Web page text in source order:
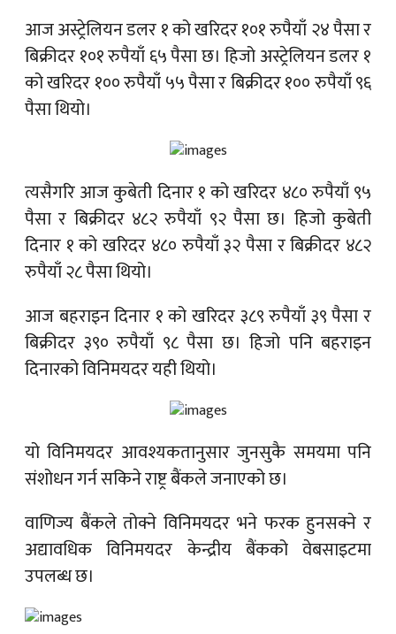
आज अस्ट्रेलियन डलर १ को खरिदर १०१ रुपैयाँ २४ पैसा र
बिक्रीदर १०१ रुपैयाँ ६५ पैसा छ। हिजो अस्ट्रेलियन डलर १
को खरिदर १०० रुपैयाँ ५५ पैसा र बिक्रीदर १०० रुपैयाँ ९६
पैसा थियो।
त्यसैगरि आज कुबेती दिनार १ को खरिदर ४८० रुपैयाँ ९५
पैसा र बिक्रीदर ४८२ रुपैयाँ ९२ पैसा छ। हिजो कुबेती
दिनार १ को खरिदर ४८० रुपैयाँ ३२ पैसा र बिक्रीदर ४८२
रुपैयाँ २८ पैसा थियो।
आज बहराइन दिनार १ को खरिदर ३८९ रुपैयाँ ३९ पैसा र
बिक्रीदर ३९० रुपैयाँ ९८ पैसा छ। हिजो पनि बहराइन
दिनारको विनिमयदर यही थियो।
यो विनिमयदर आवश्यकतानुसार जुनसुकै समयमा पनि
संशोधन गर्न सकिने राष्ट्र बैंकले जनाएको छ।
वाणिज्य बैंकले तोक्ने विनिमयदर भने फरक हुनसक्ने र
अद्यावधिक विनिमयदर केन्द्रीय बैंकको वेबसाइटमा
उपलब्ध छ।